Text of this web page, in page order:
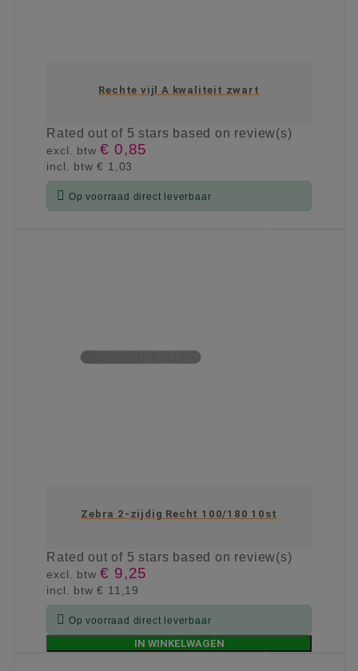
Rechte vijl A kwaliteit zwart
Ratedout of 5 stars based on review(s)
excl. btw€ 0,85
incl. btw€ 1,03
 Op voorraad direct leverbaar
Zebra 2-zijdig Recht 100/180 10st
Ratedout of 5 stars based on review(s)
excl. btw€ 9,25
incl. btw€ 11,19
 Op voorraad direct leverbaar
IN WINKELWAGEN